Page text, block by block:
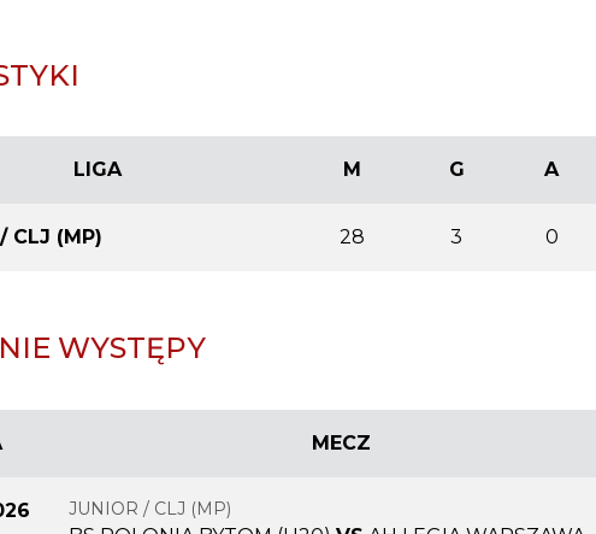
LIGA M G A
CLJ (MP) 28 3 0
WYSTĘPY
MECZ
JUNIOR / CLJ (MP)